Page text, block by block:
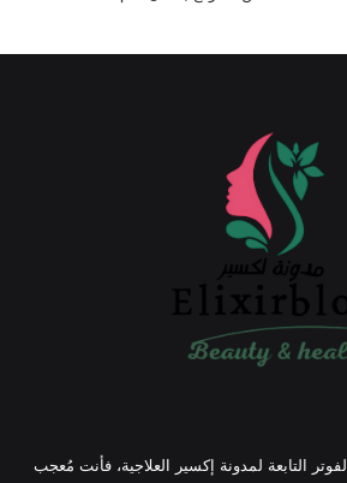
التابعة لمدونة إكسير العلاجية، فأنت مُعجب